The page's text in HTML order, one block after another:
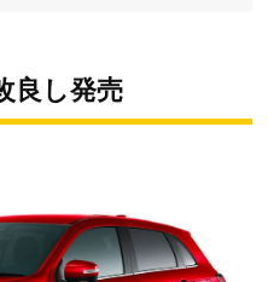
良し発売